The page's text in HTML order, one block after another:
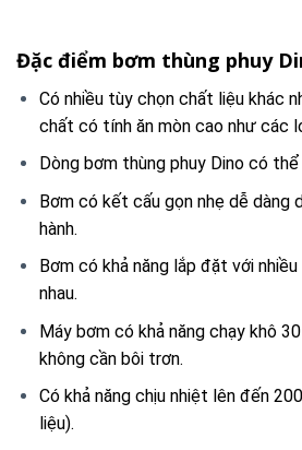
Đặc điểm bơm thùng phuy
Có nhiều tùy chọn chất liệu khác
chất có tính ăn mòn cao như các
Dòng bơm thùng phuy Dino có
Bơm có kết cấu gọn nhẹ dễ dàng
hành.
Bơm có khả năng lắp đặt với
nhau.
Máy bơm có khả năng chạy khô
không cần bôi trơn.
Có khả năng chịu nhiệt lên đến
liệu).